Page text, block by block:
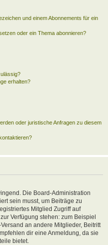
und einem Abonnements für ein
oder ein Thema abonnieren?
erhalten?
oder juristische Anfragen zu diesem
Die Board-Administration
sein musst, um Beiträge zu
Mitglied Zugriff auf
Verfügung stehen: zum Beispiel
an andere Mitglieder, Beitritt
dir eine Anmeldung, da sie
bietet.